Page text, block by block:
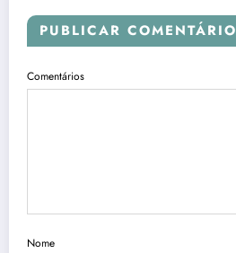
PUBLICAR COMENTÁRIO
Comentários
Nome